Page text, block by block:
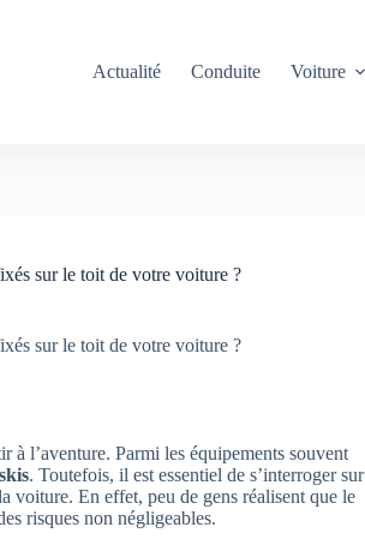
Actualité Conduite Voiture
sur le toit de votre voiture ?
sur le toit de votre voiture ?
à l’aventure. Parmi les équipements souvent
skis. Toutefois, il est essentiel de s’interroger sur
voiture. En effet, peu de gens réalisent que le
risques non négligeables.